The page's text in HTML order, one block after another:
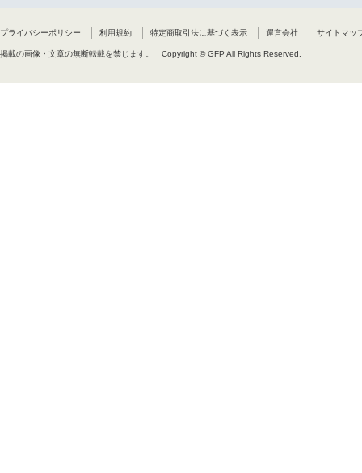
プライバシーポリシー 利用規約 特定商取引法に基づく表示 運営会社 サイトマッ
掲載の画像・文章の無断転載を禁じます。 Copyright © GFP All Rights Reserved.